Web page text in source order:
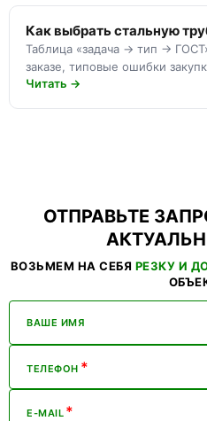
Как выбрать стальную
Таблица «задача → тип →
заказе, типовые ошибки
Читать →
ОТПРАВЬТЕ
ВОЗЬМЕМ НА СЕБЯ РЕЗКУ И
ВАШЕ ИМЯ
ТЕЛЕФОН *
E-MAIL *